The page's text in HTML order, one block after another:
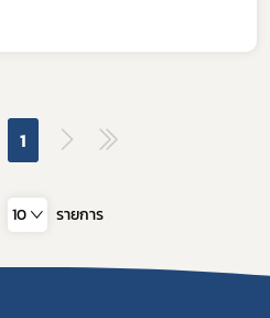
1
10 รายการ